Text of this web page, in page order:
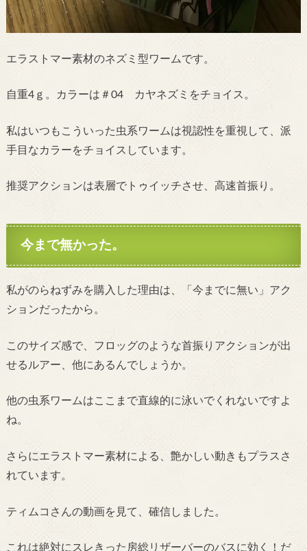
エラストマー素材のネズミ型ワームです。
自重4ｇ。カラーは＃04 カヤネズミをチョイス。
私はいつもこういった虫系ワームは視認性を重視して、派
手目なカラーをチョイスしています。
推奨アクションは表層でトゥイッチさせ、高速首振り。
今まで無かった。
私がのらねずみを購入した理由は、「今までに無い」アク
ションだったから。
このサイズ感で、フロッグのような首振りアクションが出
せるルアー、他にあるんでしょうか。
他の虫系ワームはここまで直線的に泳いでくれないですよ
ね。
さらにエラストマー素材による、艶かしい動きもプラスさ
れています。
ティムコさんの動画を見て、確信しました。
これは絶対にスレきった房総リザーバーのバスに効く！だ